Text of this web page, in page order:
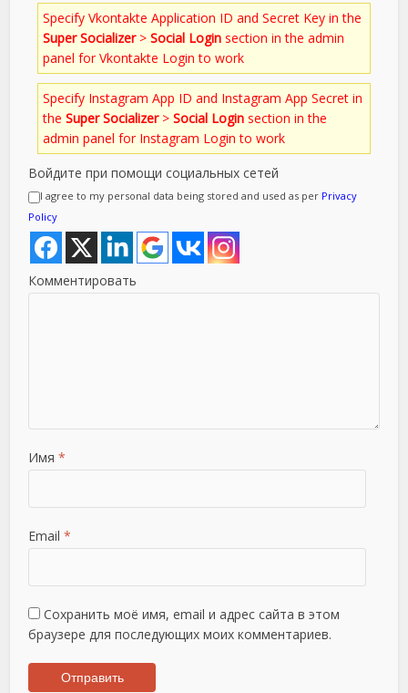
Specify Vkontakte Application ID and Secret Key in the
Super Socializer>Social Login section in the admin
panel for Vkontakte Login to work
Specify Instagram App ID and Instagram App Secret in
theSuper Socializer>Social Login section in the
admin panel for Instagram Login to work
Войдите при помощи социальных сетей
I agree to my personal data being stored and used as per Privacy
Policy
Комментировать
Имя *
Email *
Сохранить моё имя, email и адрес сайта в этом
браузере для последующих моих комментариев.